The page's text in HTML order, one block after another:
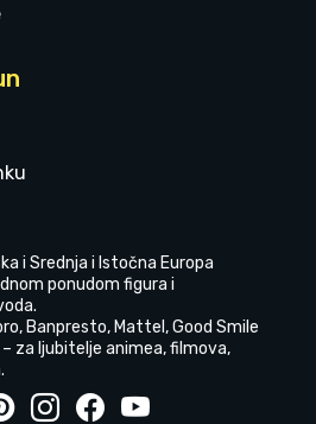
i Srednja i Istočna Europa
ponudom figura i
Banpresto, Mattel, Good Smile
za ljubitelje animea, filmova,